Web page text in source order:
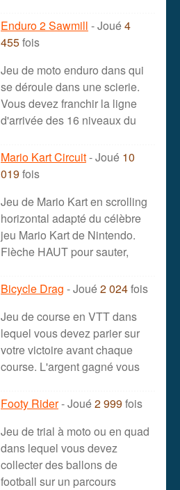
Enduro 2 Sawmill - Joué4
455fois
Jeu de moto enduro dans qui
se déroule dans une scierie.
Vous devez franchir la ligne
d'arrivée des 16 niveaux du
Mario Kart Circuit- Joué 10
019fois
Jeu de Mario Kart en scrolling
horizontal adapté du célèbre
jeu Mario Kart de Nintendo.
Flèche HAUT pour sauter,
Bicycle Drag - Joué2 024fois
Jeu de course en VTT dans
lequel vous devez parier sur
votre victoire avant chaque
course. L'argent gagné vous
Footy Rider- Joué2 999fois
Jeu de trial à moto ou en quad
dans lequel vous devez
collecter des ballons de
football sur un parcours